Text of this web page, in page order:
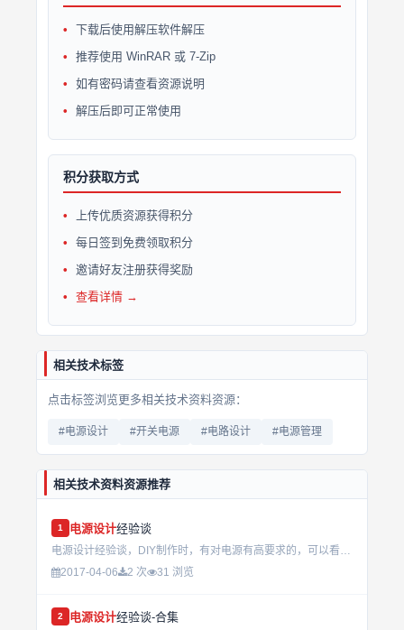
下载后使用解压软件解压
推荐使用 WinRAR 或 7-Zip
如有密码请查看资源说明
解压后即可正常使用
积分获取方式
上传优质资源获得积分
每日签到免费领取积分
邀请好友注册获得奖励
查看详情 →
相关技术标签
点击标签浏览更多相关技术资料资源：
#电源设计 #开关电源 #电路设计 #电源管理
相关技术资料资源推荐
1 电源设计经验谈
电源设计经验谈，DIY制作时，有对电源有高要求的，可以看看这个...
2017-04-06
2 次 31 浏览
2 电源设计经验谈-合集